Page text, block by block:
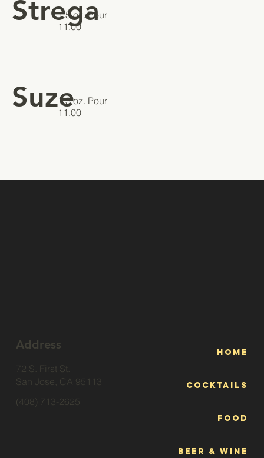
Strega
1.5 oz. Pour
11.00
Suze1.5 oz. Pour
11.00
Address
72 S. First St.
San Jose, CA 95113
(408) 713-2625
Home
Cocktails
Food
Beer & Wine